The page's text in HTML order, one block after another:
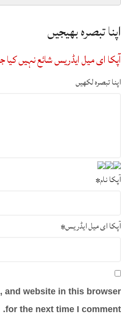
اپنا تبصرہ بھیجیں
آپکا ای میل ایڈریس شائع نہیں کیا
اپنا تبصرہ لکھیں
آپکا نام*
آپکا ای میل ایڈریس*
and website in this browser
for the next time I comment.